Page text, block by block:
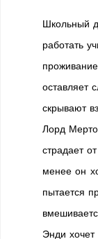
Школьный
работать
оставляет
скрывают
Лорд
страдает
менее он
пытается
Энди хочет